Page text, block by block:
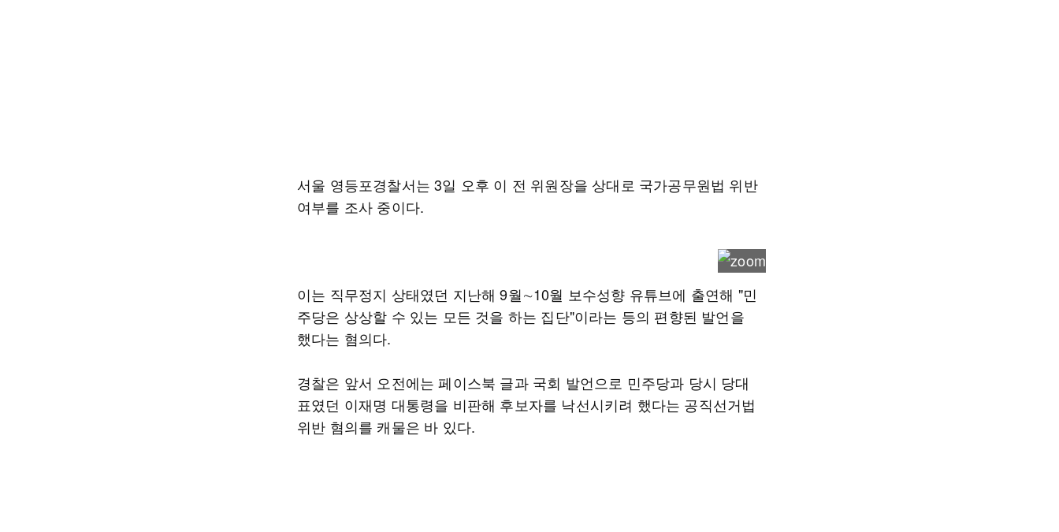
서울 영등포경찰서는 3일 오후 이 전 위원장을 상대로 국가공무원법 위반
여부를 조사 중이다.
이는 직무정지 상태였던 지난해 9월∼10월 보수성향 유튜브에 출연해 "민
주당은 상상할 수 있는 모든 것을 하는 집단"이라는 등의 편향된 발언을
했다는 혐의다.
경찰은 앞서 오전에는 페이스북 글과 국회 발언으로 민주당과 당시 당대
표였던 이재명 대통령을 비판해 후보자를 낙선시키려 했다는 공직선거법
위반 혐의를 캐물은 바 있다.